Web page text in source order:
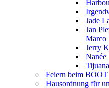
Jade
Jan
Marco
Jerry
Nanée
Tijuana
Feiern beim BOOT
Hausordnung für